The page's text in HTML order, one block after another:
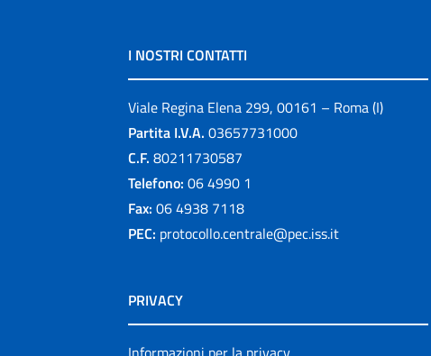
I NOSTRI CONTATTI
Viale Regina Elena 299, 00161 – Roma (I)
Partita I.V.A. 03657731000
C.F. 80211730587
Telefono: 06 4990 1
Fax: 06 4938 7118
PEC: protocollo.centrale@pec.iss.it
PRIVACY